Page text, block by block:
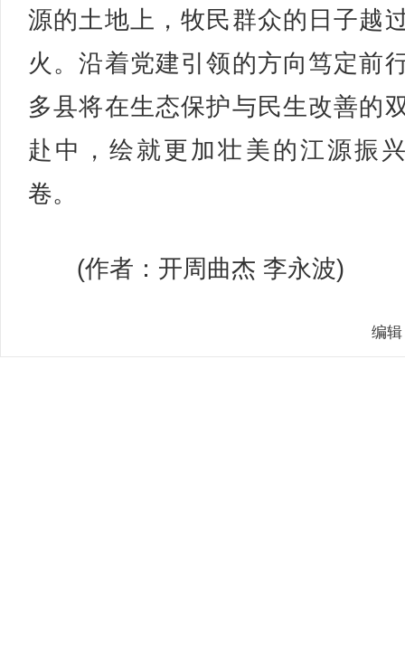
源的土地上，牧民群众的日子越
火。沿着党建引领的方向笃定前
多县将在生态保护与民生改善的
赴中，绘就更加壮美的江源振
卷。
(作者：开周曲杰 李永波)
编